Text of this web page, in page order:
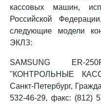
кассовых машин,
Российской
следующие модели
ЭКЛЗ:
SAMSUNG ER-
"КОНТРОЛЬНЫЕ
Санкт-Петербург,
532-46-29, факс: (812)